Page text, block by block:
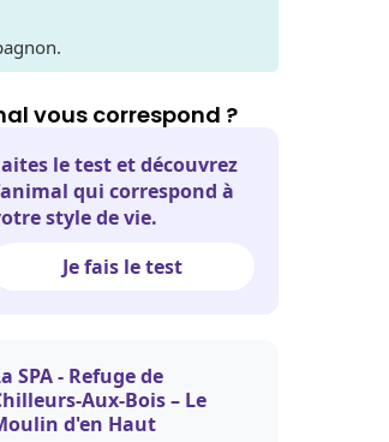
vous correspond ?
le test et découvrez
qui correspond à
style de vie.
Je fais le test
SPA - Refuge de
Aux-Bois – Le
d'en Haut